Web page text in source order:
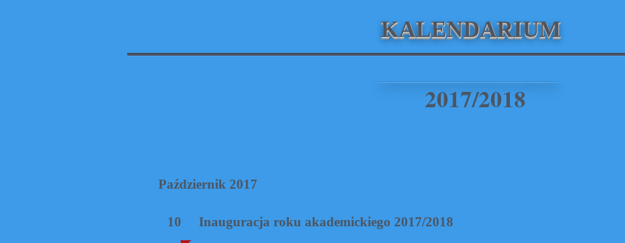
KALENDARIUM
2017/2018
Październik 2017
10 Inauguracja roku akademickiego 2017/2018